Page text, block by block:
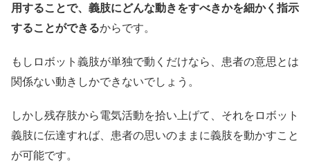
用することで、義肢にどんな動きをすべきかを細かく指示
することができるからです。
もしロボット義肢が単独で動くだけなら、患者の意思とは
関係ない動きしかできないでしょう。
しかし残存肢から電気活動を拾い上げて、それをロボット
義肢に伝達すれば、患者の思いのままに義肢を動かすこと
が可能です。